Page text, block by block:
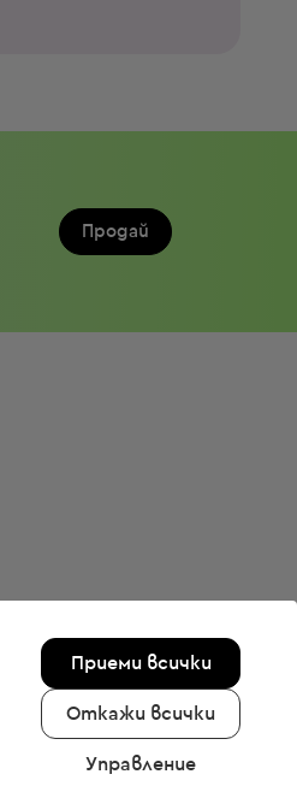
Продай
Приеми всички
Откажи всички
Управление